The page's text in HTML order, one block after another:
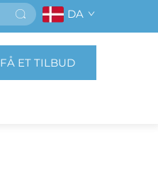
DA
FÅ ET TILBUD